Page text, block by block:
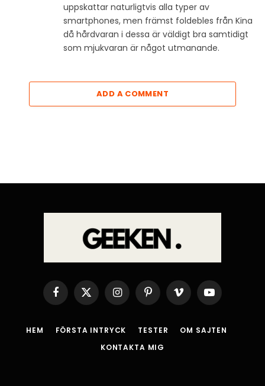
uppskattar naturligtvis alla typer av
smartphones, men främst foldebles från Kina
då hårdvaran i dessa är väldigt bra samtidigt
som mjukvaran är något utmanande.
ADD A COMMENT
Facebook
X
(Twitter)
InstagramPinterestVimeo YouTube
HEM FÖRSTA INTRYCK TESTER
OM SAJTEN
KONTAKTA MIG